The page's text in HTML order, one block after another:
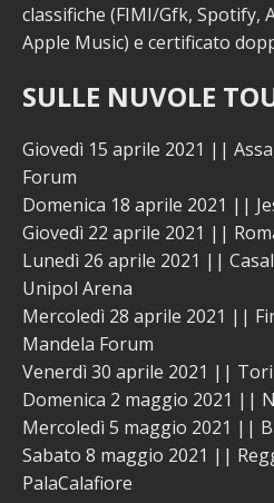
classifiche (FIMI/Gfk, Spotify,
Apple Music) e certificato
SULLE NUVOLE
Giovedì 15 aprile 2021 ||
Forum
Domenica 18 aprile 2021 ||
Giovedì 22 aprile 2021 ||
Lunedì 26 aprile 2021 ||
Unipol Arena
Mercoledì 28 aprile 2021 ||
Mandela Forum
Venerdì 30 aprile 2021 ||
Domenica 2 maggio 2021 ||
Mercoledì 5 maggio 2021 ||
Sabato 8 maggio 2021 ||
PalaCalafiore